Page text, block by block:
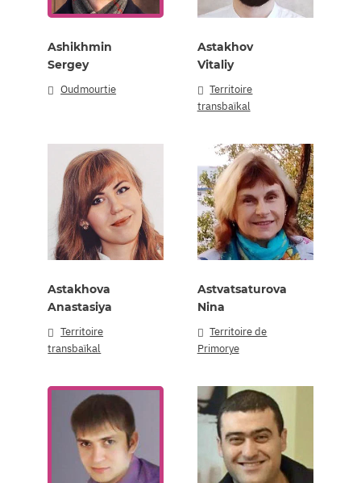
Ashikhmin
Sergey
Oudmourtie
Astakhov
Vitaliy
Territoire
transbaïkal
Astakhova
Anastasiya
Territoire
transbaïkal
Astvatsaturova
Nina
Territoire de
Primorye